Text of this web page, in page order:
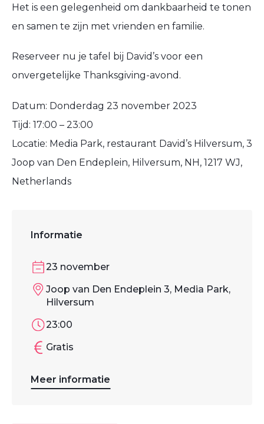
Het is een gelegenheid om dankbaarheid te tonen
en samen te zijn met vrienden en familie.
Reserveer nu je tafel bij David’s voor een
onvergetelijke Thanksgiving-avond.
Datum: Donderdag 23 november 2023
Tijd: 17:00 – 23:00
Locatie: Media Park, restaurant David’s Hilversum, 3
Joop van Den Endeplein, Hilversum, NH, 1217 WJ,
Netherlands
Informatie
23 november
Joop van Den Endeplein 3, Media Park,
Hilversum
23:00
Gratis
Meer informatie